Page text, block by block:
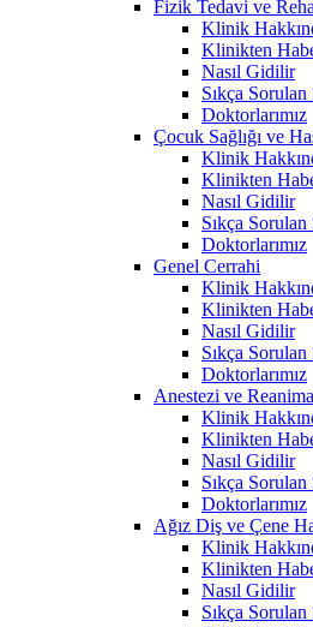
Fizik Tedavi ve
Klinik
Klinikten
Nasıl Gidilir
Sıkça
Doktorlarımız
Çocuk Sağlığı ve
Klinik
Klinikten
Nasıl Gidilir
Sıkça
Doktorlarımız
Genel Cerrahi
Klinik
Klinikten
Nasıl Gidilir
Sıkça
Doktorlarımız
Anestezi ve
Klinik
Klinikten
Nasıl Gidilir
Sıkça
Doktorlarımız
Ağız Diş ve Çene
Klinik
Klinikten
Nasıl Gidilir
Sıkça